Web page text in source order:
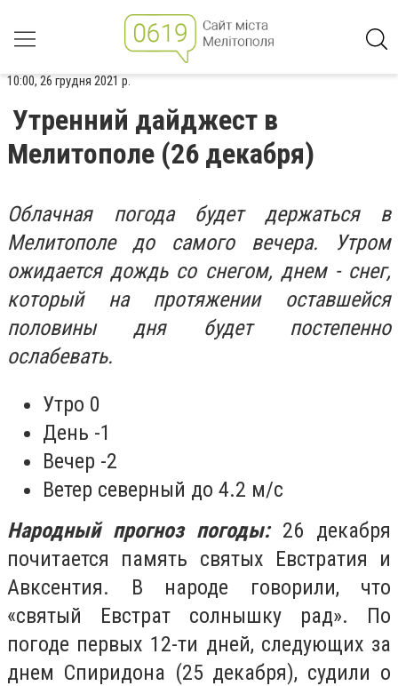
10:00, 26 грудня 2021 р.
Утренний дайджест в
Мелитополе (26 декабря)
Облачная погода будет держаться в
Мелитополе до самого вечера. Утром
ожидается дождь со снегом, днем - снег,
который на протяжении оставшейся
половины дня будет постепенно
ослабевать.
Утро 0
День -1
Вечер -2
Ветер северный до 4.2 м/с
Народный прогноз погоды:26 декабря
почитается память святых Евстратия и
Авксентия. В народе говорили, что
«святый Евстрат солнышку рад». По
погоде первых 12-ти дней, следующих за
днем Спиридона (25 декабря), судили о